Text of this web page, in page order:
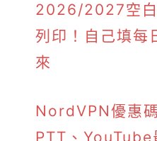
2026/2027空白
列印！自己填每
來
NordVPN優惠
PTT、YouTube